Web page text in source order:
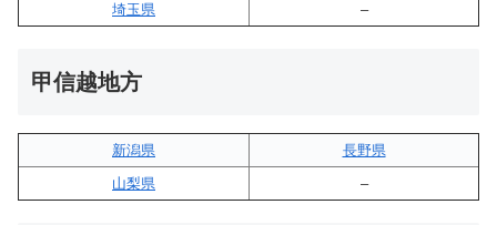
埼玉県
–
甲信越地方
新潟県
長野県
山梨県
–